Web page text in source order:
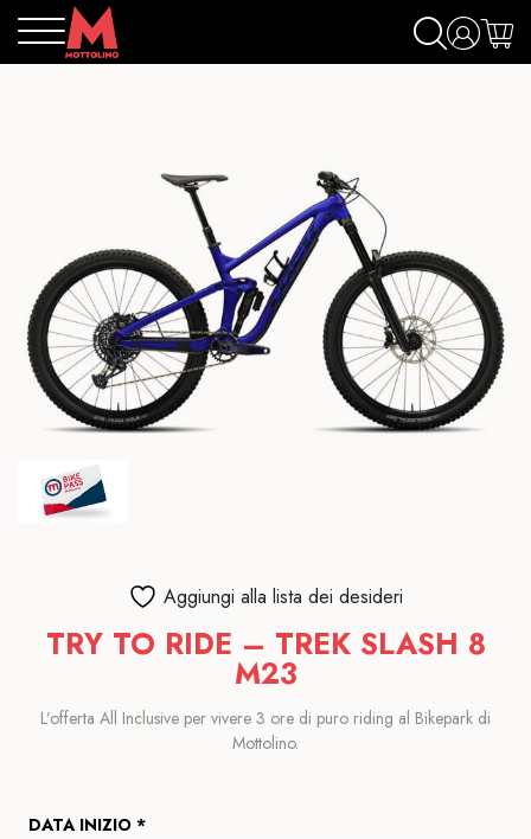
Aggiungi alla lista dei desideri
TRY TO RIDE – TREK SLASH 8
M23
L’offerta All Inclusive per vivere 3 ore di puro riding al Bikepark di
Mottolino.
DATA INIZIO *